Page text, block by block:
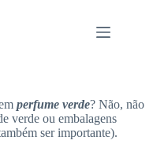
perfume verde? Não, não
verde ou embalagens
ser importante).